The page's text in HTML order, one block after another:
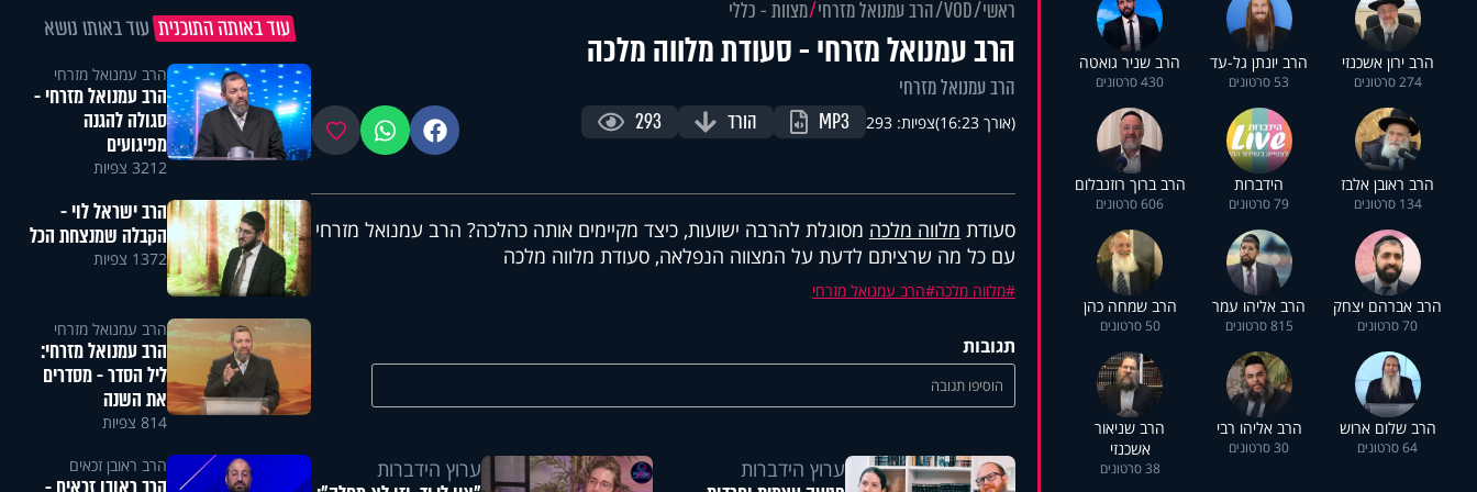
הרב ירון אשכנזי
274 סרטונים
הרב יונתן גל-עד
53 סרטונים
הרב שניר גואטה
430 סרטונים
הרב ראובן אלבז
134 סרטונים
הידברות
79 סרטונים
הרב ברוך רוזנבלום
606 סרטונים
הרב אברהם יצחק
70 סרטונים
הרב אליהו עמר
815 סרטונים
הרב שמחה כהן
50 סרטונים
הרב שלום ארוש
64 סרטונים
הרב אליהו רבי
30 סרטונים
הרב שניאור
אשכנזי
38 סרטונים
ראשי VOD הרב עמנואל מזרחי מצוות - כללי
הרב עמנואל מזרחי - סעודת מלווה מלכה
הרב עמנואל מזרחי
(אורך 16:23) צפיות: 293 MP3 הורד 293 פייסבוקווטסאפ מועדפים
סעודת מלווה מלכה מסוגלת להרבה ישועות, כיצד מקיימים אותה כהלכה? הרב עמנואל מזרחי
עם כל מה שרציתם לדעת על המצווה הנפלאה, סעודת מלווה מלכה
מלווה מלכה הרב עמנואל מזרחי
תגובות
הוסיפו תגובה
ערוץ הידברות ערוץ הידברות
עוד באותה התוכנית עוד באותו נושא
הרב עמנואל מזרחי
הרב עמנואל מזרחי -
סגולה להגנה
מפיגועים
3212 צפיות
הרב ישראל לוי -
הקבלה שמנצחת הכל
1372 צפיות
הרב עמנואל מזרחי
הרב עמנואל מזרחי:
ליל הסדר - מסדרים
את השנה
814 צפיות
הרב ראובן זכאים